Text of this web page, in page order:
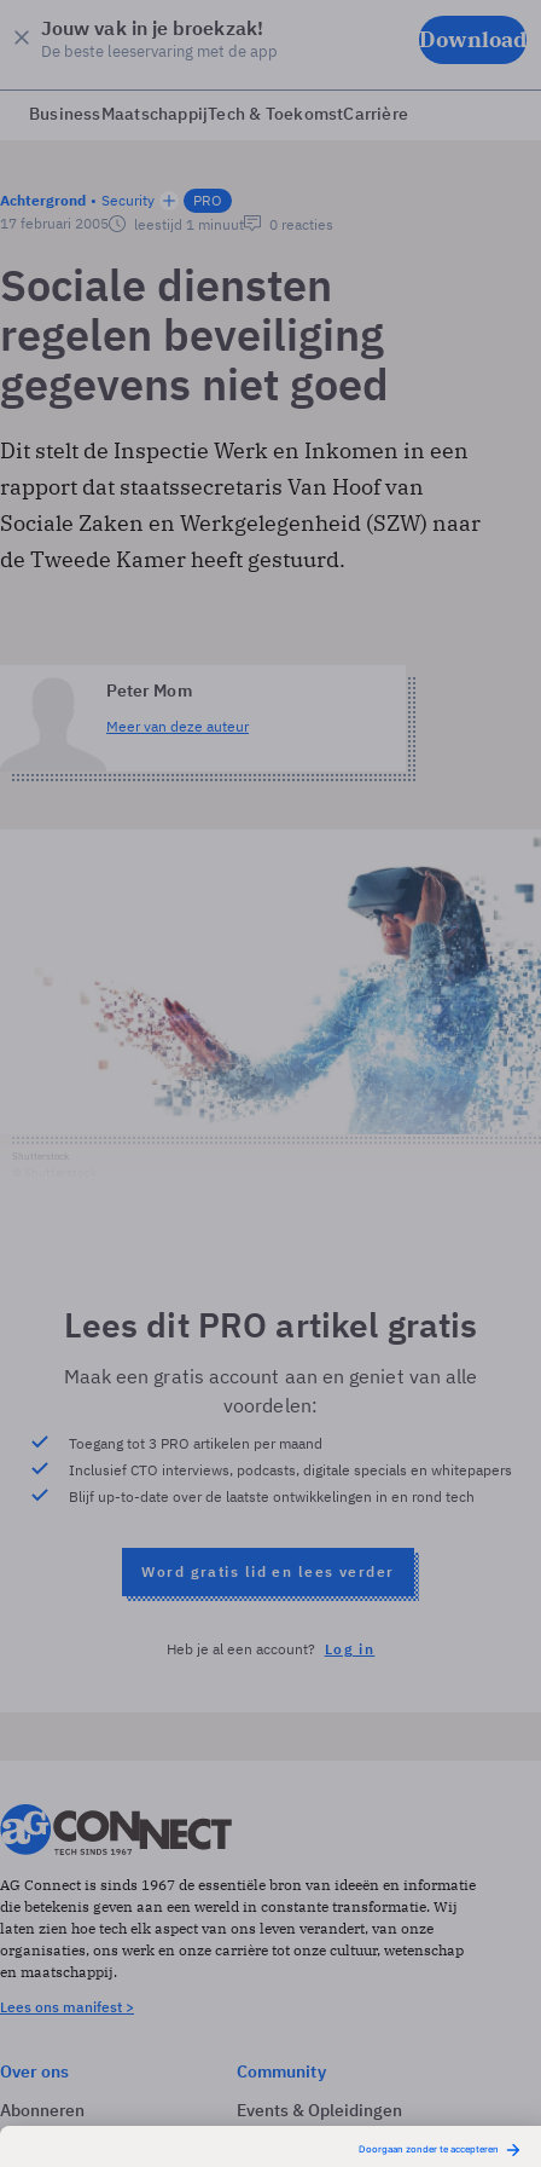
Jouw vak in je broekzak!
De beste leeservaring met de app Download
BusinessMaatschappijTech & ToekomstCarrière
Achtergrond Security
PRO
17 februari 2005
leestijd 1 minuut 0 reacties
Sociale diensten
regelen beveiliging
gegevens niet goed
Dit stelt de Inspectie Werk en Inkomen in een
rapport dat staatssecretaris Van Hoof van
Sociale Zaken en Werkgelegenheid (SZW) naar
de Tweede Kamer heeft gestuurd.
Peter Mom
Meer van deze auteur
Lees dit PRO artikel gratis
Maak een gratis account aan en geniet van alle
voordelen:
Toegang tot 3 PRO artikelen per maand
Inclusief CTO interviews, podcasts, digitale specials en whitepapers
Blijf up-to-date over de laatste ontwikkelingen in en rond tech
Word gratis lid en lees verder
Heb je al een account? Log in
AG Connect is sinds 1967 de essentiële bron van ideeën en informatie
die betekenis geven aan een wereld in constante transformatie. Wij
laten zien hoe tech elk aspect van ons leven verandert, van onze
organisaties, ons werk en onze carrière tot onze cultuur, wetenschap
en maatschappij.
Lees ons manifest >
Over ons
Abonneren
Adverteren
Community
Events & Opleidingen